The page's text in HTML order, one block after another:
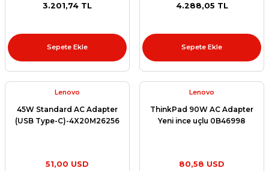
3.201,74 TL
Sepete Ekle
4.288,05 TL
Sepete Ekle
Lenovo
45W Standard AC Adapter
(USB Type-C)-4X20M26256
51,00 USD
Lenovo
ThinkPad 90W AC Adapter
Yeni ince uçlu 0B46998
80,58 USD